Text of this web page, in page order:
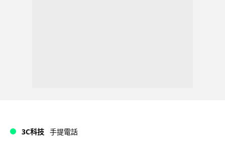
3C科技 手提電話